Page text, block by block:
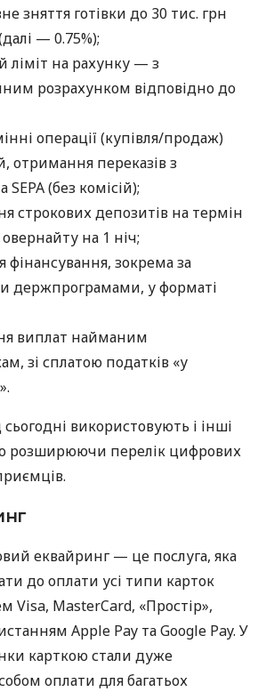
зняття готівки до 30 тис. грн
— 0.75%);
ліміт на рахунку — з
розрахунком відповідно до
операції (купівля/продаж)
отримання переказів з
SEPA (без комісій);
строкових депозитів на термін
овернайту на 1 ніч;
зокрема за
держпрограмами, у форматі
виплат найманим
зі сплатою податків «у
використовують і інші
розширюючи перелік цифрових
еквайринг — це послуга, яка
до оплати усі типи карток
Visa, MasterCard, «Простір»,
Apple Pay та Google Pay. У
карткою стали дуже
оплати для багатьох